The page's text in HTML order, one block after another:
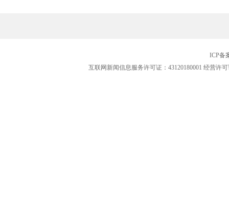
ICP备
互联网新闻信息服务许可证：43120180001 经营许可